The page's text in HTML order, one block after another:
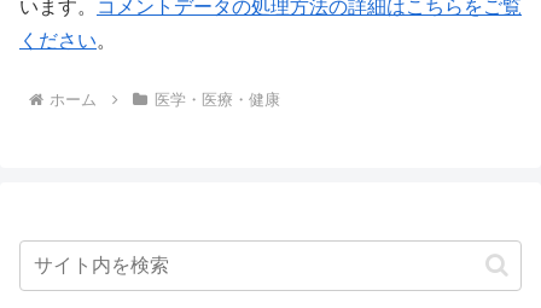
います。
コメントデータの処理方法の詳細はこちらをご覧
ください。
ホーム 医学・医療・健康